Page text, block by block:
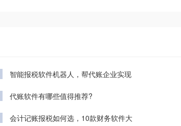
智能报税软件机器人，帮代账企业实现
代账软件有哪些值得推荐?
会计记账报税如何选，10款财务软件大